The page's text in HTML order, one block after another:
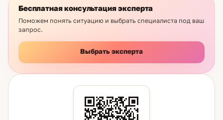
Бесплатная консультация эксперта
Поможем понять ситуацию и выбрать специалиста под ваш
запрос.
Выбрать эксперта